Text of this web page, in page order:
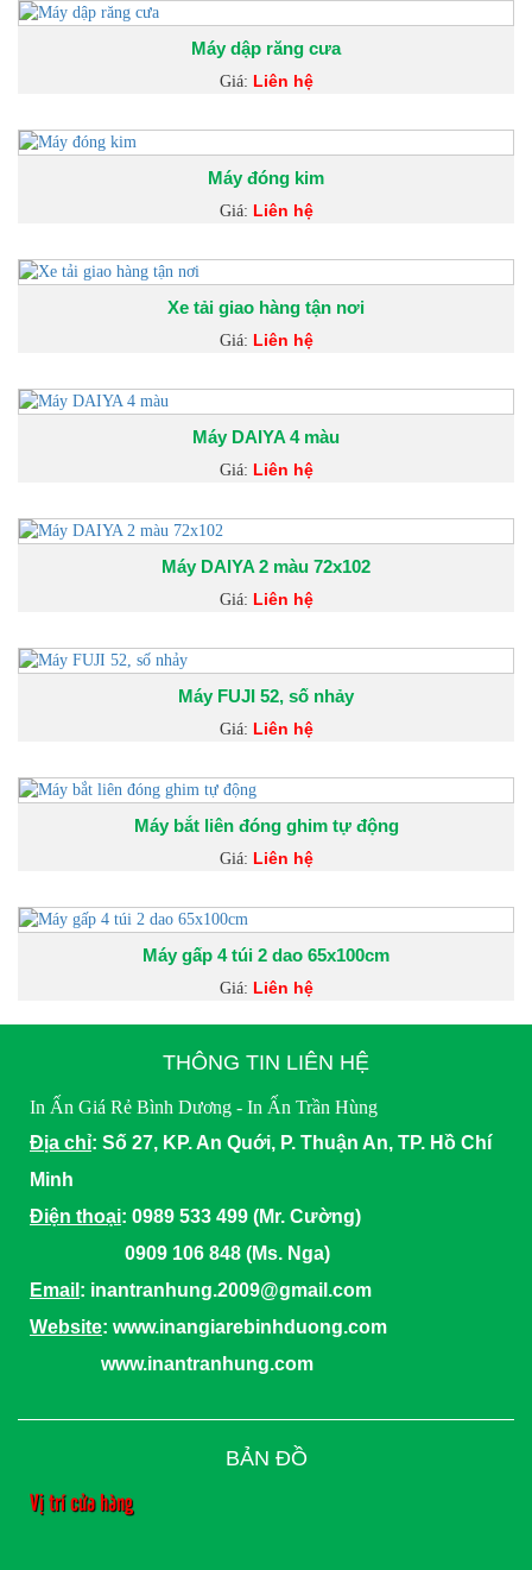
Máy dập răng cưa
Giá: Liên hệ
Máy đóng kim
Giá: Liên hệ
Xe tải giao hàng tận nơi
Giá: Liên hệ
Máy DAIYA 4 màu
Giá: Liên hệ
Máy DAIYA 2 màu 72x102
Giá: Liên hệ
Máy FUJI 52, số nhảy
Giá: Liên hệ
Máy bắt liên đóng ghim tự động
Giá: Liên hệ
Máy gấp 4 túi 2 dao 65x100cm
Giá: Liên hệ
THÔNG TIN LIÊN HỆ
In Ấn Giá Rẻ Bình Dương - In Ấn Trần Hùng
Địa chỉ: Số 27, KP. An Quới, P. Thuận An, TP. Hồ Chí
Minh
Điện thoại: 0989 533 499 (Mr. Cường)
0909 106 848 (Ms. Nga)
Email : inantranhung.2009@gmail.com
Website: www.inangiarebinhduong.com
www.inantranhung.com
BẢN ĐỒ
Vị trí cửa hàng